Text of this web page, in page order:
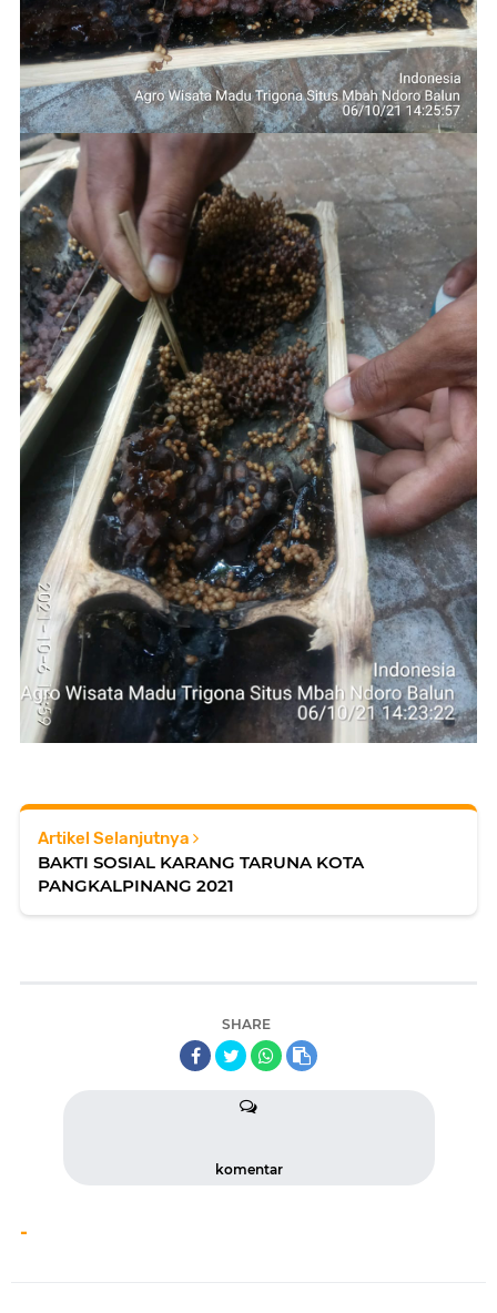
Artikel Selanjutnya
BAKTI SOSIAL KARANG TARUNA KOTA
PANGKALPINANG 2021
SHARE
komentar
-